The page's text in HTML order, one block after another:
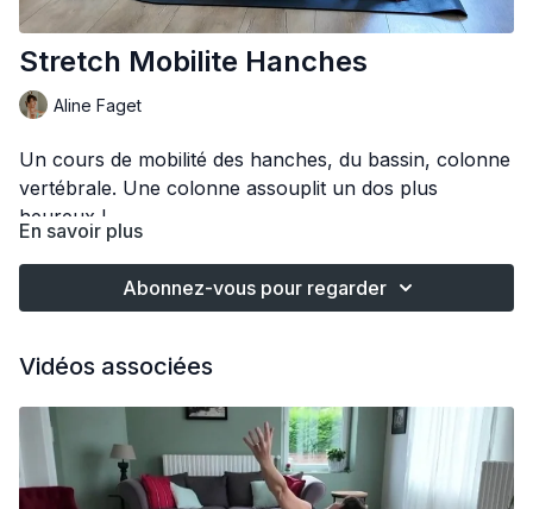
Stretch Mobilite Hanches
Aline Faget
Un cours de mobilité des hanches, du bassin, colonne
vertébrale. Une colonne assouplit un dos plus
heureux !
En savoir plus
Abonnez-vous pour regarder
Vidéos associées